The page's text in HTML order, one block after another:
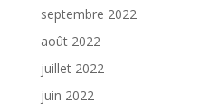
septembre 2022
août 2022
juillet 2022
juin 2022